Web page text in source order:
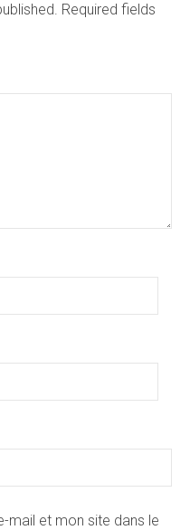
Required fields
mail et mon site dans le